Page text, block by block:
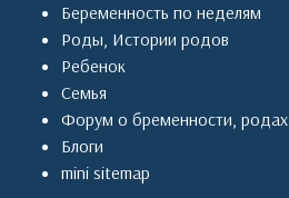
Беременность по неделям
Роды, Истории родов
Ребенок
Семья
Форум о бременности, родах
Блоги
mini sitemap